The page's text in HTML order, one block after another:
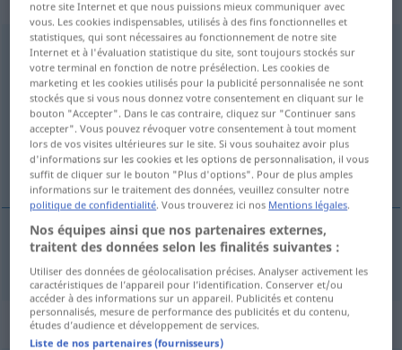
Stromversorgungf < Stromversorgung;
Stromversorgungen>
Vue d'ensemble de toutes les traductions
(Pour plus d'informations, cliquez sur/touchez la traduction)
suministro de electricidad
suministro mdeelectricidad Stromversorgung
Synonymes de "Stromversorgung"
notre site Internet et que nous puissions mieux communiquer avec
vous. Les cookies indispensables, utilisés à des fins fonctionnelles et
statistiques, qui sont nécessaires au fonctionnement de notre site
Internet et à l'évaluation statistique du site, sont toujours stockés sur
votre terminal en fonction de notre présélection. Les cookies de
marketing et les cookies utilisés pour la publicité personnalisée ne sont
stockés que si vous nous donnez votre consentement en cliquant sur le
bouton "Accepter". Dans le cas contraire, cliquez sur "Continuer sans
accepter". Vous pouvez révoquer votre consentement à tout moment
lors de vos visites ultérieures sur le site. Si vous souhaitez avoir plus
d'informations sur les cookies et les options de personnalisation, il vous
suffit de cliquer sur le bouton "Plus d'options". Pour de plus amples
informations sur le traitement des données, veuillez consulter notre
politique de confidentialité . Vous trouverez ici nos Mentions légales
Nos équipes ainsi que nos partenaires externes,
traitent des données selon les finalités suivantes :
Utiliser des données de géolocalisation précises. Analyser activement les
caractéristiques de l’appareil pour l’identification. Conserver et/ou
accéder à des informations sur un appareil. Publicités et contenu
personnalisés, mesure de performance des publicités et du contenu,
études d’audience et développement de services.
Liste de nos partenaires (fournisseurs)